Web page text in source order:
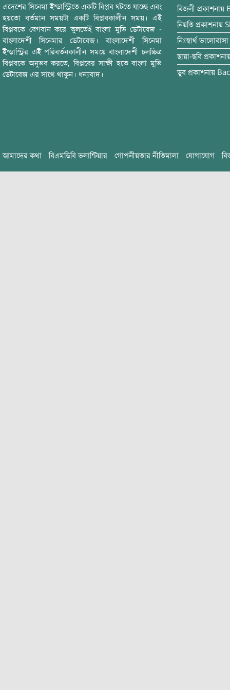
এদেশের সিনেমা ইন্ডাস্ট্রিতে একটি বিপ্লব ঘটতে যাচ্ছে এবং
হয়তো বর্তমান সময়টা একটি বিপ্লবকালীন সময়। এই
বিপ্লবকে বেগবান করে তুলতেই বাংলা মুভি ডেটাবেজ -
বাংলাদেশী সিনেমার ডেটাবেজ। বাংলাদেশী সিনেমা
ইন্ডাস্ট্রির এই পরিবর্তনকালীন সময়ে বাংলাদেশী চলচ্চিত্র
বিপ্লবকে অনুভব করতে, বিপ্লবের সাক্ষী হতে বাংলা মুভি
ডেটাবেজ এর সাথে থাকুন। ধন্যবাদ।
বিজলী প্রকাশনায়
নিয়তি প্রকাশনায়
নিঃস্বার্থ ভালোবাসা
ছায়া-ছবি
ডুব প্রকাশনায়
আমাদের কথা বিএমডিবি ভলান্টিয়ার গোপনীয়তার নীতিমালা যোগাযোগ